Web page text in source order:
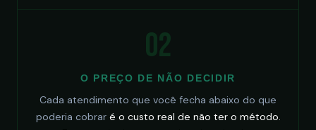
02
O PREÇO DE NÃO DECIDIR
Cada atendimento que você fecha abaixo do que
poderia cobrar é o custo real de não ter o método.